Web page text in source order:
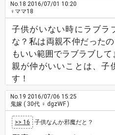
No.18 2016/07/01 10:20
♀ママ18
子供がいない時にラブラ
な？私は両親不仲だった
もいい範囲でラブラブして
親が仲がいいことは、子
す！
No.19 2016/07/06 15:25
鬼嫁 ( 30代 ♀ dgzWF )
>> 16 子供なんか邪魔だと？